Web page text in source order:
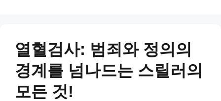
열혈검사: 범죄와 정의의
경계를 넘나드는 스릴러의
모든 것!